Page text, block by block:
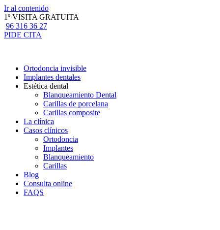
Ir al contenido
1º VISITA GRATUITA
96 316 36 27
PIDE CITA
Ortodoncia invisible
Implantes dentales
Estética dental
Blanqueamiento Dental
Carillas de porcelana
Carillas composite
La clínica
Casos clínicos
Ortodoncia
Implantes
Blanqueamiento
Carillas
Blog
Consulta online
FAQS